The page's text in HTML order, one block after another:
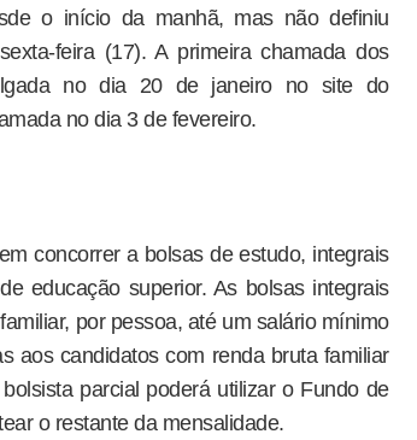
o início da manhã, mas não definiu
feira (17). A primeira chamada dos
no dia 20 de janeiro no site do
no dia 3 de fevereiro.
concorrer a bolsas de estudo, integrais
educação superior. As bolsas integrais
por pessoa, até um salário mínimo
aos candidatos com renda bruta familiar
parcial poderá utilizar o Fundo de
o restante da mensalidade.